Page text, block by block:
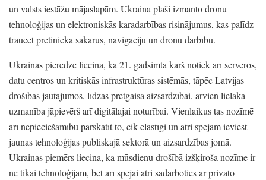
un valsts iestāžu mājaslapām. Ukraina plaši izmanto dronu
tehnoloģijas un elektroniskās karadarbības risinājumus, kas palīdz
traucēt pretinieka sakarus, navigāciju un dronu darbību.
Ukrainas pieredze liecina, ka 21. gadsimta karš notiek arī serveros,
datu centros un kritiskās infrastruktūras sistēmās, tāpēc Latvijas
drošības jautājumos, līdzās pretgaisa aizsardzībai, arvien lielāka
uzmanība jāpievērš arī digitālajai noturībai. Vienlaikus tas nozīmē
arī nepieciešamību pārskatīt to, cik elastīgi un ātri spējam ieviest
jaunas tehnoloģijas publiskajā sektorā un aizsardzības jomā.
Ukrainas piemērs liecina, ka mūsdienu drošībā izšķiroša nozīme ir
ne tikai tehnoloģijām, bet arī spējai ātri sadarboties ar privāto